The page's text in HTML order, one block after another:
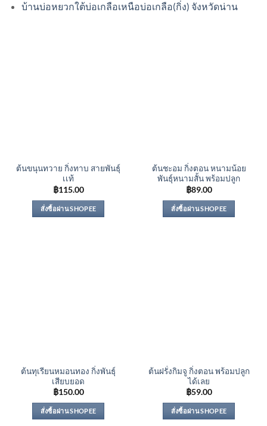
บ้านบ่อหยวกใต้บ่อเกลือเหนือบ่อเกลือ(กิ่ง) จังหวัดน่าน
ต้นขนุนทวาย กิ่งทาบ สายพันธุ์
เเท้
฿115.00
สั่งซื้อผ่าน SHOPEE
ต้นชะอม กิ่งตอน หนามน้อย
พันธุ์หนามสั้น พร้อมปลูก
฿89.00
สั่งซื้อผ่าน SHOPEE
ต้นทุเรียนหมอนทอง กิ่งพันธุ์
เสียบยอด
฿150.00
สั่งซื้อผ่าน SHOPEE
ต้นฝรั่งกิมจู กิ่งตอน พร้อมปลูก
ได้เลย
฿59.00
สั่งซื้อผ่าน SHOPEE